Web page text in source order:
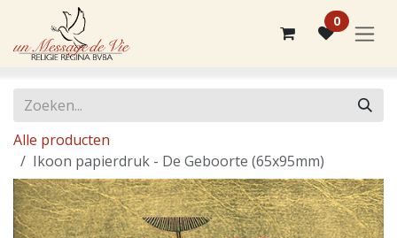
Overslaan naar inhoud
0
Alle producten
Ikoon papierdruk - De Geboorte (65x95mm)